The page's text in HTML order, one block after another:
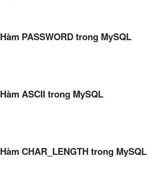
Hàm PASSWORD trong MySQL
Hàm ASCII trong MySQL
Hàm CHAR_LENGTH trong MySQL